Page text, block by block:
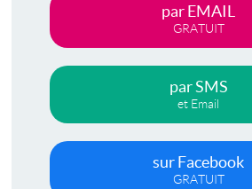
par EMAIL
GRATUIT
par SMS
et Email
sur Facebook
GRATUIT